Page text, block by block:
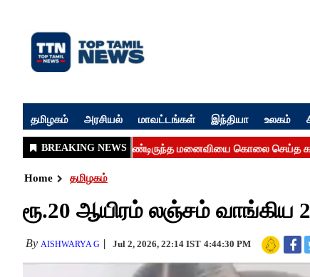
தமிழகம் அரசியல் மாவட்டங்கள் இந்தியா உலகம்
Home தமிழகம்
ரூ.20 ஆயிரம் லஞ்சம்
By AISHWARYA G Jul 2, 2026, 22:14 IST 4:44:30 PM